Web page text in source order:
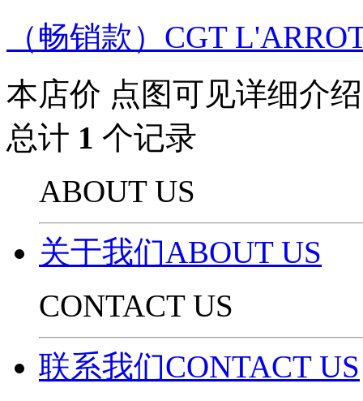
（畅销款）CGT
本店价 点图可见详细介绍
总计 1 个记录
ABOUT US
关于我们ABOUT US
CONTACT US
联系我们CONTACT US